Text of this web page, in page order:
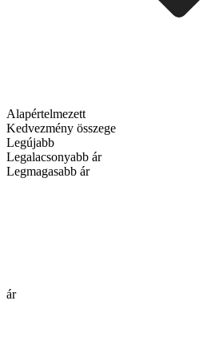
Alapértelmezett
Kedvezmény összege
Legújabb
Legalacsonyabb ár
Legmagasabb ár
ár